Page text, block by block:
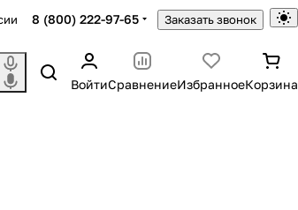
8 (800) 222-97-65 Заказать звонок
ВойтиСравнениеИзбранноеКорзина